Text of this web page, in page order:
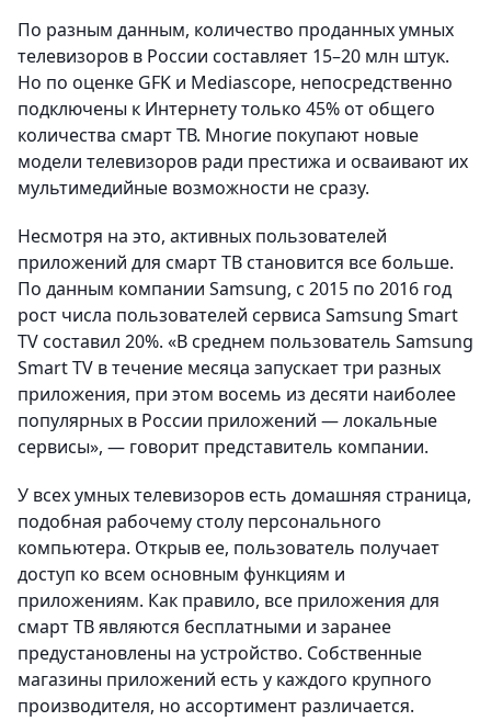
По разным данным, количество проданных умных
телевизоров в России составляет 15–20 млн штук.
Но по оценке GFK и Mediascope, непосредственно
подключены к Интернету только 45% от общего
количества смарт ТВ. Многие покупают новые
модели телевизоров ради престижа и осваивают их
мультимедийные возможности не сразу.
Несмотря на это, активных пользователей
приложений для смарт ТВ становится все больше.
По данным компании Samsung, с 2015 по 2016 год
рост числа пользователей сервиса Samsung Smart
TV составил 20%. «В среднем пользователь Samsung
Smart TV в течение месяца запускает три разных
приложения, при этом восемь из десяти наиболее
популярных в России приложений — локальные
сервисы», — говорит представитель компании.
У всех умных телевизоров есть домашняя страница,
подобная рабочему столу персонального
компьютера. Открыв ее, пользователь получает
доступ ко всем основным функциям и
приложениям. Как правило, все приложения для
смарт ТВ являются бесплатными и заранее
предустановлены на устройство. Собственные
магазины приложений есть у каждого крупного
производителя, но ассортимент различается.